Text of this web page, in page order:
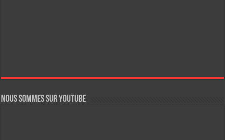
Nous sommes sur YouTube